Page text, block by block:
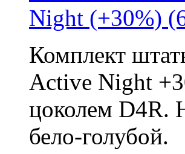
Night (+30%)
Комплект
Active Night
цоколем D4R.
бело-голубой.